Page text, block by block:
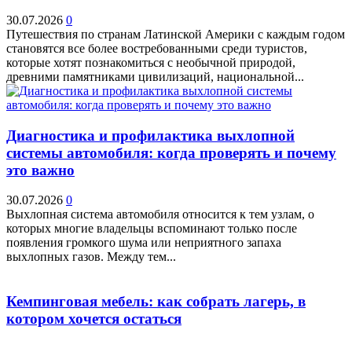
30.07.2026 0
Путешествия по странам Латинской Америки с каждым годом
становятся все более востребованными среди туристов,
которые хотят познакомиться с необычной природой,
древними памятниками цивилизаций, национальной...
Диагностика и профилактика выхлопной
системы автомобиля: когда проверять и почему
это важно
30.07.2026 0
Выхлопная система автомобиля относится к тем узлам, о
которых многие владельцы вспоминают только после
появления громкого шума или неприятного запаха
выхлопных газов. Между тем...
Кемпинговая мебель: как собрать лагерь, в
котором хочется остаться